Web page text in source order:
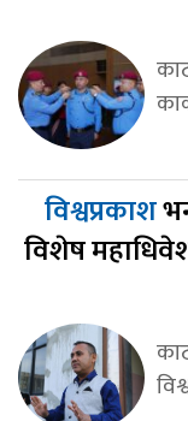
विश्वप्रकाश
विशेष